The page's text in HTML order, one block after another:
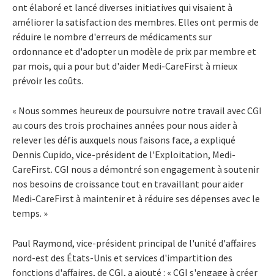
ont élaboré et lancé diverses initiatives qui visaient à
améliorer la satisfaction des membres. Elles ont permis de
réduire le nombre d'erreurs de médicaments sur
ordonnance et d'adopter un modèle de prix par membre et
par mois, qui a pour but d'aider Medi-CareFirst à mieux
prévoir les coûts.
« Nous sommes heureux de poursuivre notre travail avec CGI
au cours des trois prochaines années pour nous aider à
relever les défis auxquels nous faisons face, a expliqué
Dennis Cupido, vice-président de l'Exploitation, Medi-
CareFirst. CGI nous a démontré son engagement à soutenir
nos besoins de croissance tout en travaillant pour aider
Medi-CareFirst à maintenir et à réduire ses dépenses avec le
temps. »
Paul Raymond, vice-président principal de l'unité d'affaires
nord-est des États-Unis et services d'impartition des
fonctions d'affaires, de CGI, a ajouté : « CGI s'engage à créer